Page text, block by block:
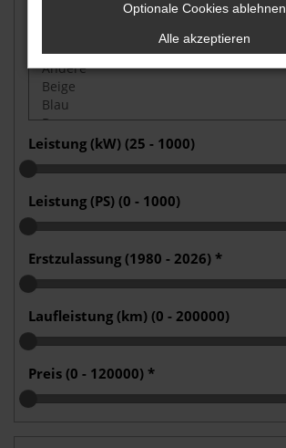
Grundfarbe auswählen
Leistung (kW) (25 - 1000)
Leistung (PS) (0 - 1000)
Erstzulassung (1980 - 2026) *
Laufleistung (km) (0 - 200000)
Preis (0 - 120000) *
Optionale Cookies ablehnen
Alle akzeptieren